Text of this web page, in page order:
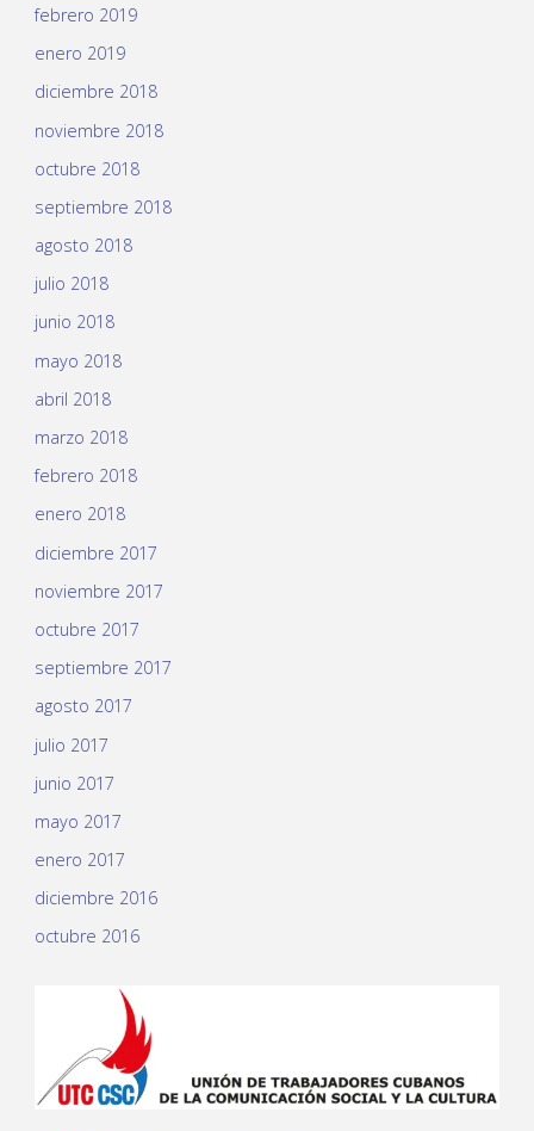
febrero 2019
enero 2019
diciembre 2018
noviembre 2018
octubre 2018
septiembre 2018
agosto 2018
julio 2018
junio 2018
mayo 2018
abril 2018
marzo 2018
febrero 2018
enero 2018
diciembre 2017
noviembre 2017
octubre 2017
septiembre 2017
agosto 2017
julio 2017
junio 2017
mayo 2017
enero 2017
diciembre 2016
octubre 2016